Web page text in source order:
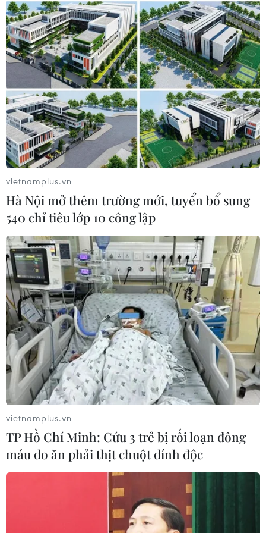
diện.
Trong khi đó, tại cuộc gặp với Tổng thống
Uzbekistan Shavkat Mirziyoyev cũng trong
khuôn khổ chuyến thăm Tajikistan, Tổng thống
Iran cũng đã nhắc lại quan điểm ủng hộ thành
lập chính phủ toàn diện với sự tham dự của tất
cả các bên ở Afghanistan./.
(TTXVN/Vietnam+)
#đại hội đồng liên hợp quốc #afghanistan
#SCO
#can thiệp từ nước ngoài
Afghanistan Italy
Theo dõi VietnamPlus
vietnamplus.vn
Hà Nội mở thêm trường mới, tuyển bổ sung
540 chỉ tiêu lớp 10 công lập
vietnamplus.vn
TP Hồ Chí Minh: Cứu 3 trẻ bị rối loạn đông
máu do ăn phải thịt chuột dính độc